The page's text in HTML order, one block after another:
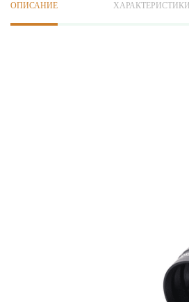
ОПИСАНИЕ ХАРАКТЕРИСТИКИ